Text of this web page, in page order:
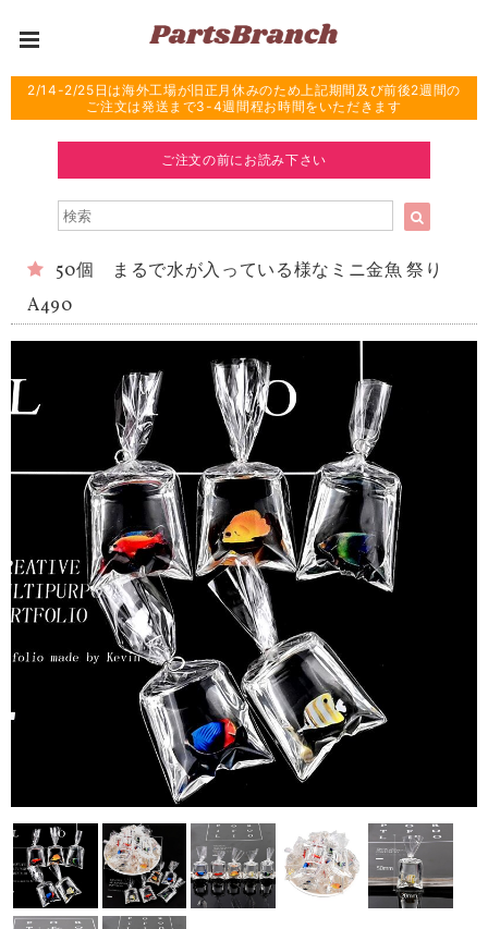
2/14-2/25日は海外工場が旧正月休みのため上記期間及び前後2週間の
ご注文は発送まで3-4週間程お時間をいただきます
ご注文の前にお読み下さい
50個 まるで水が入っている様なミニ金魚 祭り
A490